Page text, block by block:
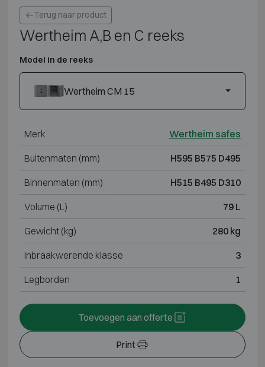
Terug naar product
Wertheim A,B en C reeks
Model in de reeks
Wertheim CM 15
Merk Wertheim safes
Buitenmaten (mm) H595 B575 D495
Binnenmaten (mm) H515 B495 D310
Volume (L) 79 L
Gewicht (kg) 280 kg
Inbraakwerende klasse 3
Legborden 1
Print
Toevoegen aan offerte